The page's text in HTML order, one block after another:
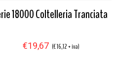
18000 Coltelleria Tranciata
€19,67 (€ 16,12 + iva)